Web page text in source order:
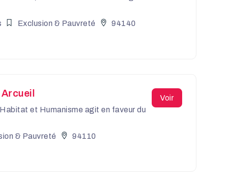
Exclusion & Pauvreté 94140
Voir
et Humanisme agit en faveur du
& Pauvreté 94110